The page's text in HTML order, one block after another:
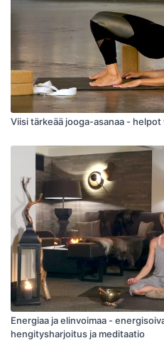
Viisi tärkeää jooga-asanaa -
Energiaa ja elinvoimaa -
hengitysharjoitus ja meditaatio